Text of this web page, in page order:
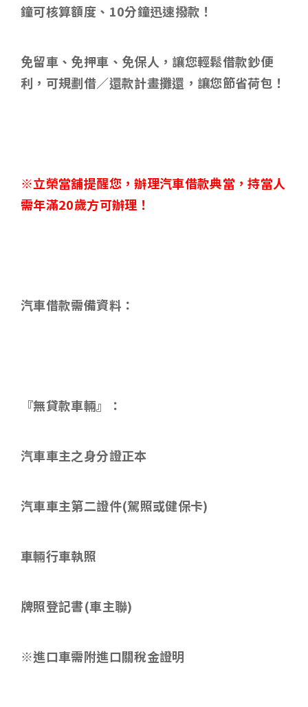
鐘可核算額度、 10分鐘迅速撥款！
免留車、免押車、免保人，讓您輕鬆借款鈔便
利，可規劃借／還款計畫攤還，讓您節省荷包！
※立榮當舖提醒您，辦理汽車借款典當，持當人
需年滿20歲方可辦理！
汽車借款需備資料：
『無貸款車輛』：
汽車車主之身分證正本
汽車車主第二證件(駕照或健保卡)
車輛行車執照
牌照登記書(車主聯)
※進口車需附進口關稅金證明